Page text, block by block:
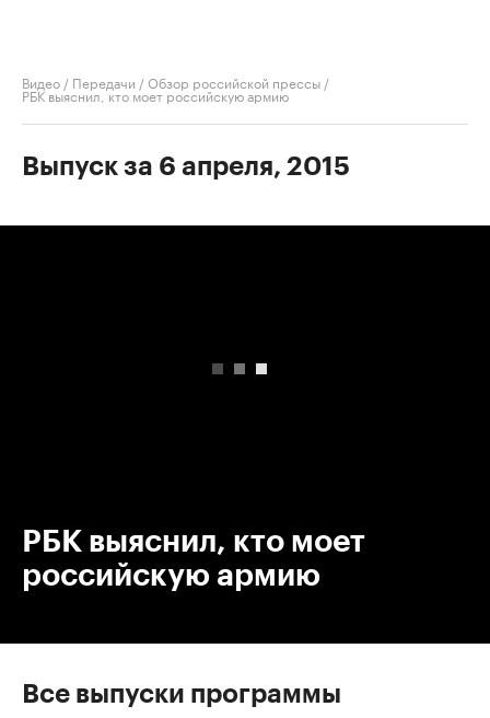
Видео / Передачи /Обзор российской прессы /
РБК выяснил, кто моет российскую армию
Выпуск за 6 апреля, 2015
РБК выяснил, кто моет
российскую армию
Все выпуски программы